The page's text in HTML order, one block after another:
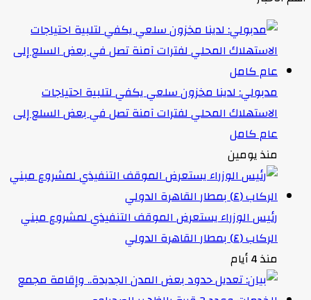
مدبولي: لدينا مخزون سلعي يكفي لتلبية احتياجات
الاستهلاك المحلي لفترات آمنة تصل في بعض السلع إلى
عام كامل
منذ يومين
رئيس الوزراء يستعرض الموقف التنفيذي لمشروع مبني
الركاب (٤) بمطار القاهرة الدولي
منذ 4 أيام